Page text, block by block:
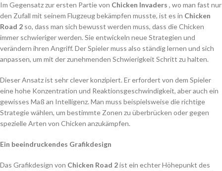
Im Gegensatz zur ersten Partie von Chicken Invaders , wo man fast nur
den Zufall mit seinem Flugzeug bekämpfen musste, ist es in Chicken
Road 2 so, dass man sich bewusst werden muss, dass die Chicken
immer schwieriger werden. Sie entwickeln neue Strategien und
verändern ihren Angriff. Der Spieler muss also ständig lernen und sich
anpassen, um mit der zunehmenden Schwierigkeit Schritt zu halten.
Dieser Ansatz ist sehr clever konzipiert. Er erfordert von dem Spieler
eine hohe Konzentration und Reaktionsgeschwindigkeit, aber auch ein
gewisses Maß an Intelligenz. Man muss beispielsweise die richtige
Strategie wählen, um bestimmte Zonen zu überbrücken oder gegen
spezielle Arten von Chicken anzukämpfen.
Ein beeindruckendes Grafikdesign
Das Grafikdesign von Chicken Road 2ist ein echter Höhepunkt des